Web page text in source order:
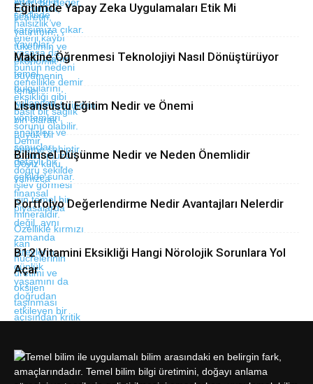
Eğitimde Yapay Zeka Uygulamaları Etik Mi
Makine Öğrenmesi Teknolojiyi Nasıl Dönüştürüyor
Lisansüstü Eğitim Nedir ve Önemi
Bilimsel Düşünme Nedir ve Neden Önemlidir
Portfolyo Değerlendirme Nedir Avantajları Nelerdir
B12 Vitamini Eksikliği Hangi Nörolojik Sorunlara Yol
Açar